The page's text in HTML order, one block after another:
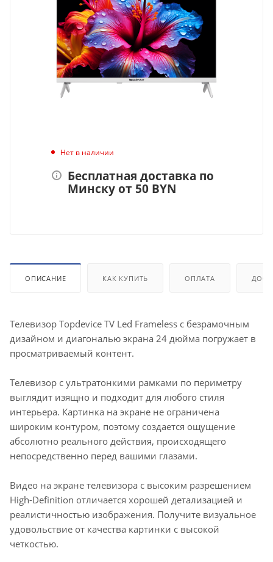
Нет в наличии
Бесплатная доставка по
Минску от 50 BYN
ОПИСАНИЕ КАК КУПИТЬ ОПЛАТА
Телевизор Topdevice TV Led Frameless с безрамочным
дизайном и диагональю экрана 24 дюйма погружает в
просматриваемый контент.
Телевизор с ультратонкими рамками по периметру
выглядит изящно и подходит для любого стиля
интерьера. Картинка на экране не ограничена
широким контуром, поэтому создается ощущение
абсолютно реального действия, происходящего
непосредственно перед вашими глазами.
Видео на экране телевизора с высоким разрешением
High-Definition отличается хорошей детализацией и
реалистичностью изображения. Получите визуальное
удовольствие от качества картинки с высокой
четкостью.